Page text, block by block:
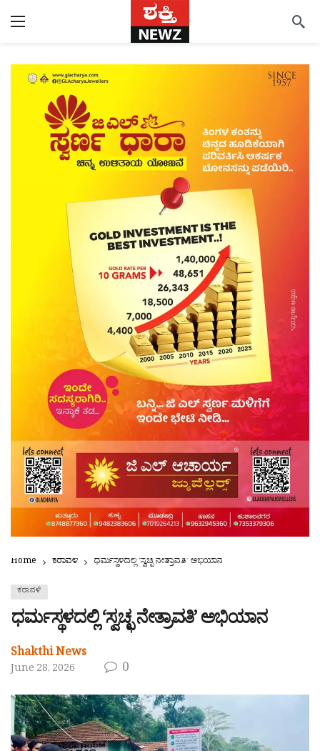
Home ಕರಾವಳಿ ಧರ್ಮಸ್ಥಳದಲ್ಲಿ ‘ಸ್ವಚ್ಛ ನೇತ್ರಾವತಿ’ ಅಭಿಯಾನ
ಕರಾವಳಿ
ಧರ್ಮಸ್ಥಳದಲ್ಲಿ ‘ಸ್ವಚ್ಛ ನೇತ್ರಾವತಿ’ ಅಭಿಯಾನ
Shakthi News
June 28, 2026 0